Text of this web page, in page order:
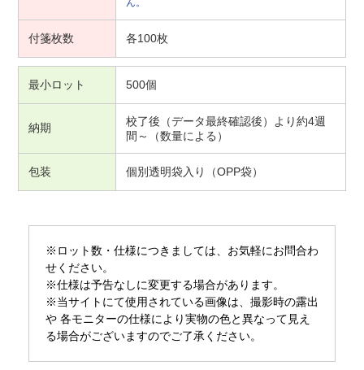
ん。
付箋枚数 各100枚
最小ロット 500個
納期
校了後（データ最終確認後）より約4週
間～（数量による）
包装 個別透明袋入り（OPP袋）
※ロット数・仕様につきましては、お気軽にお問合わ
せください。
※仕様は予告なしに変更する場合があります。
※当サイトにて使用されている画像は、撮影時の露出
や 各モニターの仕様により実物の色と異なって見え
る場合がございますのでご了承ください。